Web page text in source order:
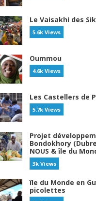
Le Vaisakhi des
5.6k Views
Oummou
4.6k Views
Les Castellers de
5.7k Views
Projet
Bondokhory
NOUS & île du
3k Views
île du Monde en
picolettes